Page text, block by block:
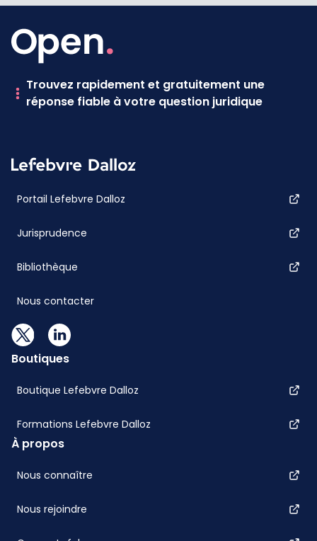
Trouvez rapidement et gratuitement une
réponse fiable à votre question juridique
Portail Lefebvre Dalloz
Jurisprudence
Bibliothèque
Nous contacter
Boutiques
Boutique Lefebvre Dalloz
Formations Lefebvre Dalloz
À propos
Nous connaître
Nous rejoindre